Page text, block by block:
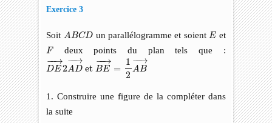
Exercice 3
Soit A BCD
A BCD un parallélogramme et soient E
E et
F
F deux points du plan tels que :
−
−→
DE2
−
−→
A D et
−
−→
BE =
1
2
−
−→
A B
→ AD → et → 2A
1. Construire une figure de la compléter dans
la suite